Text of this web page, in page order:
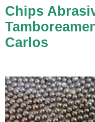
Chips
Carlos